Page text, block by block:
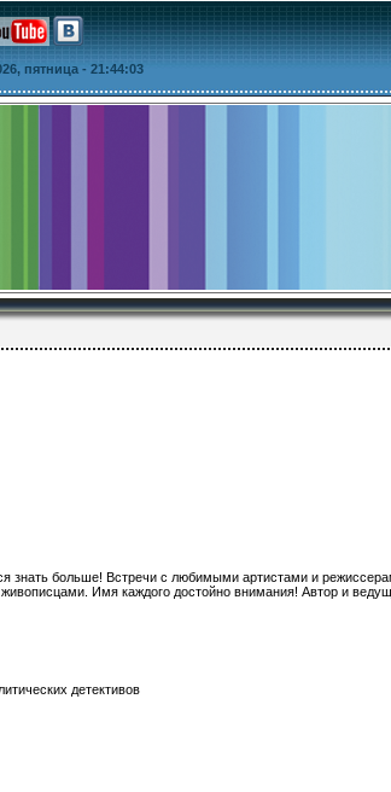
пятница - 21:44:03
знать больше! Встречи с любимыми артистами и
Имя каждого достойно внимания! Автор и
детективов